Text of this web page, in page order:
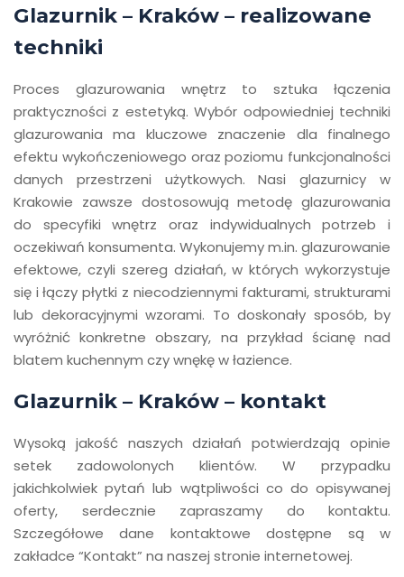
Glazurnik – Kraków – realizowane
techniki
Proces glazurowania wnętrz to sztuka łączenia
praktyczności z estetyką. Wybór odpowiedniej techniki
glazurowania ma kluczowe znaczenie dla finalnego
efektu wykończeniowego oraz poziomu funkcjonalności
danych przestrzeni użytkowych. Nasi glazurnicy w
Krakowie zawsze dostosowują metodę glazurowania
do specyfiki wnętrz oraz indywidualnych potrzeb i
oczekiwań konsumenta. Wykonujemy m.in. glazurowanie
efektowe, czyli szereg działań, w których wykorzystuje
się i łączy płytki z niecodziennymi fakturami, strukturami
lub dekoracyjnymi wzorami. To doskonały sposób, by
wyróżnić konkretne obszary, na przykład ścianę nad
blatem kuchennym czy wnękę w łazience.
Glazurnik – Kraków – kontakt
Wysoką jakość naszych działań potwierdzają opinie
setek zadowolonych klientów. W przypadku
jakichkolwiek pytań lub wątpliwości co do opisywanej
oferty, serdecznie zapraszamy do kontaktu.
Szczegółowe dane kontaktowe dostępne są w
zakładce “Kontakt” na naszej stronie internetowej.